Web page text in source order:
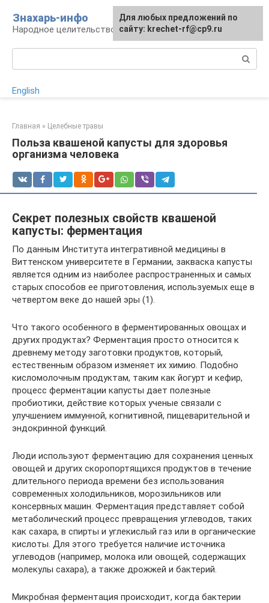
контенту
Знахарь-инфо
Народное целительство: рецепты и методы
English
Главная » Целебные травы
Польза квашеной капусты для здоровья
организма человека
Секрет полезных свойств квашеной
капусты: ферментация
По данным Института интегративной медицины в
Виттенском университете в Германии, закваска капусты
является одним из наиболее распространенных и самых
старых способов ее приготовления, используемых еще в
четвертом веке до нашей эры (1).
Что такого особенного в ферментированных овощах и
других продуктах? Ферментация просто относится к
древнему методу заготовки продуктов, который,
естественным образом изменяет их химию. Подобно
кисломолочным продуктам, таким как йогурт и кефир,
процесс ферментации капусты дает полезные
пробиотики, действие которых ученые связали с
улучшением иммунной, когнитивной, пищеварительной и
эндокринной функций.
Люди используют ферментацию для сохранения ценных
овощей и других скоропортящихся продуктов в течение
длительного периода времени без использования
современных холодильников, морозильников или
консервных машин. Ферментация представляет собой
метаболический процесс превращения углеводов, таких
как сахара, в спирты и углекислый газ или в органические
кислоты. Для этого требуется наличие источника
углеводов (например, молока или овощей, содержащих
молекулы сахара), а также дрожжей и бактерий.
Микробная ферментация происходит, когда бактерии
Для любых предложений по
сайту: krechet-rf@cp9.ru